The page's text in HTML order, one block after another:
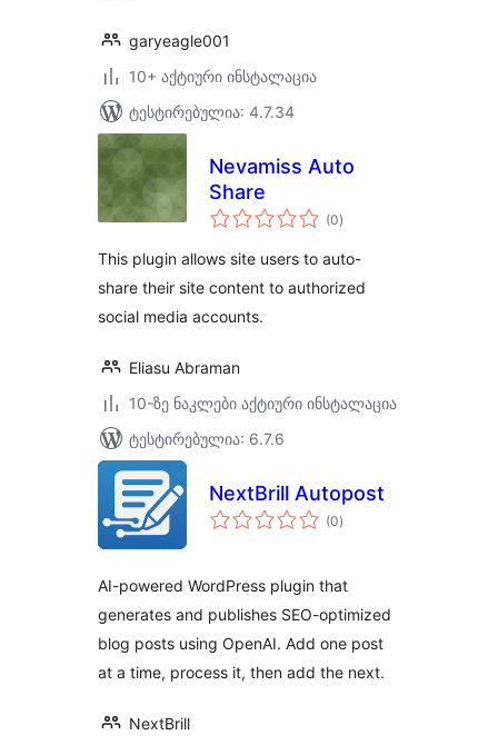
garyeagle001
10+ აქტიური ინსტალაცია
ტესტირებულია: 4.7.34
Nevamiss Auto
Share
(0საერთო
რეიტინგი
)
This plugin allows site users to auto-
share their site content to authorized
social media accounts.
Eliasu Abraman
10-ზე ნაკლები აქტიური ინსტალაცია
ტესტირებულია: 6.7.6
NextBrill Autopost
(0საერთო
რეიტინგი
)
AI-powered WordPress plugin that
generates and publishes SEO-optimized
blog posts using OpenAI. Add one post
at a time, process it, then add the next.
NextBrill